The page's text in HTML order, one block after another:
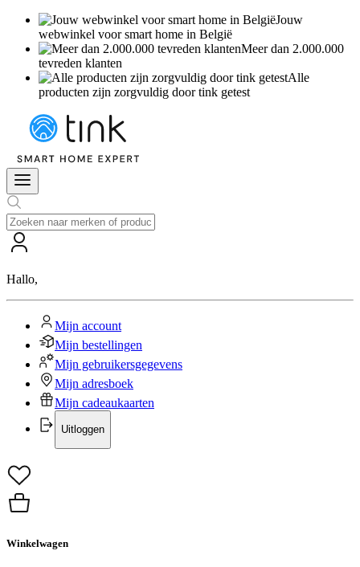
Jouw
webwinkel voor smart home in België
Meer dan 2.000.000
tevreden klanten
Alle
producten zijn zorgvuldig door tink getest
Hallo,
Mijn account
Mijn bestellingen
Mijn gebruikersgegevens
Mijn adresboek
Mijn cadeaukaarten
Uitloggen
Winkelwagen